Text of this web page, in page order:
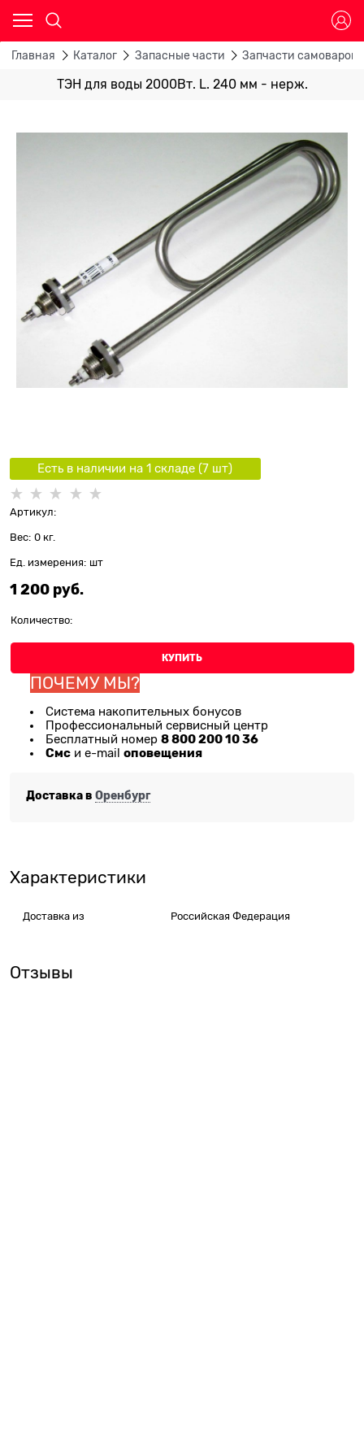
Главная Каталог Запасные части Запчасти
ТЭН для воды 2000Вт. L. 240 мм - нерж.
Есть в наличии на 1 складe (7 шт)
Артикул:
Вес: 0 кг.
Ед. измерения: шт
1 200 руб.
Количество:
КУПИТЬ
ПОЧЕМУ МЫ?
Система накопительных бонусов
Профессиональный сервисный центр
Бесплатный номер 8 800 200 10 36
Смс и e-mail оповещения
Доставка в Оренбург
Характеристики
Доставка из Российская Федерация
Отзывы